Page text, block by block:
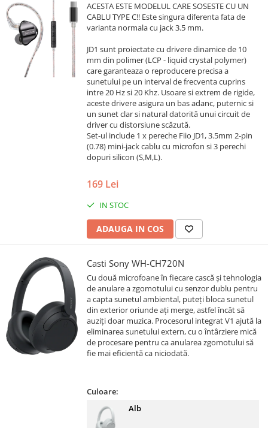
ACESTA ESTE MODELUL CARE SOSESTE CU UN
CABLU TYPE C!! Este singura diferenta fata de
varianta normala cu jack 3.5 mm.
JD1 sunt proiectate cu drivere dinamice de 10
mm din polimer (LCP - liquid crystal polymer)
care garanteaza o reproducere precisa a
sunetului pe un interval de frecventa cuprins
intre 20 Hz si 20 Khz. Usoare si extrem de rigide,
aceste drivere asigura un bas adanc, puternic si
un sunet clar si natural datorită unui circuit de
driver cu distorsiune scăzută.
Set-ul include 1 x pereche Fiio JD1, 3.5mm 2-pin
(0.78) mini-jack cablu cu microfon si 3 perechi
dopuri silicon (S,M,L).
169 Lei
IN STOC
ADAUGA IN COS
Casti Sony WH-CH720N
Cu două microfoane în fiecare cască și tehnologia
de anulare a zgomotului cu senzor dublu pentru
a capta sunetul ambiental, puteți bloca sunetul
din exterior oriunde ați merge, astfel încât să
auziți doar muzica. Procesorul integrat V1 ajută la
eliminarea sunetului extern, cu o întârziere mică
de procesare pentru ca anularea zgomotului să
fie mai eficientă ca niciodată.
Culoare:
Alb